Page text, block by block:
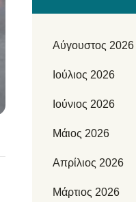
Αύγουστος 2026
Ιούλιος 2026
Ιούνιος 2026
Μάιος 2026
Απρίλιος 2026
Μάρτιος 2026